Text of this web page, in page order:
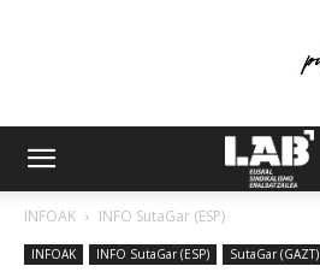
INFOAK INFO SutaGar (ESP)
INFOAK INFO SutaGar (ESP) SutaGar (GAZT)